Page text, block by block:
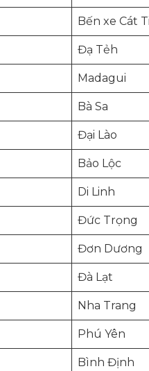
Bến xe Cát
Đạ Tẻh
Madagui
Bà Sa
Đại Lào
Bảo Lộc
Di Linh
Đức Trọng
Đơn Dương
Đà Lạt
Nha Trang
Phú Yên
Bình Định